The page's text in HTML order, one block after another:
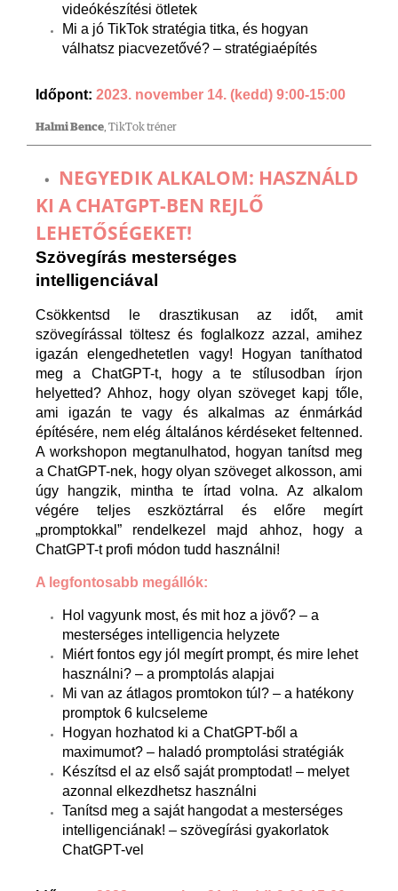
videókészítési ötletek
Mi a jó TikTok stratégia titka, és hogyan
válhatsz piacvezetővé? – stratégiaépítés
Időpont: 2023. november 14. (kedd) 9:00-15:00
Halmi Bence, TikTok tréner
NEGYEDIK ALKALOM: HASZNÁLD
KI A CHATGPT-BEN REJLŐ
LEHETŐSÉGEKET!
Szövegírás mesterséges
intelligenciával
Csökkentsd le drasztikusan az időt, amit
szövegírással töltesz és foglalkozz azzal, amihez
igazán elengedhetetlen vagy! Hogyan taníthatod
meg a ChatGPT-t, hogy a te stílusodban írjon
helyetted? Ahhoz, hogy olyan szöveget kapj tőle,
ami igazán te vagy és alkalmas az énmárkád
építésére, nem elég általános kérdéseket feltenned.
A workshopon megtanulhatod, hogyan tanítsd meg
a ChatGPT-nek, hogy olyan szöveget alkosson, ami
úgy hangzik, mintha te írtad volna. Az alkalom
végére teljes eszköztárral és előre megírt
„promptokkal” rendelkezel majd ahhoz, hogy a
ChatGPT-t profi módon tudd használni!
A legfontosabb megállók:
Hol vagyunk most, és mit hoz a jövő? – a
mesterséges intelligencia helyzete
Miért fontos egy jól megírt prompt, és mire lehet
használni? – a promptolás alapjai
Mi van az átlagos promtokon túl? – a hatékony
promptok 6 kulcseleme
Hogyan hozhatod ki a ChatGPT-ből a
maximumot? – haladó promptolási stratégiák
Készítsd el az első saját promptodat! – melyet
azonnal elkezdhetsz használni
Tanítsd meg a saját hangodat a mesterséges
intelligenciának! – szövegírási gyakorlatok
ChatGPT-vel